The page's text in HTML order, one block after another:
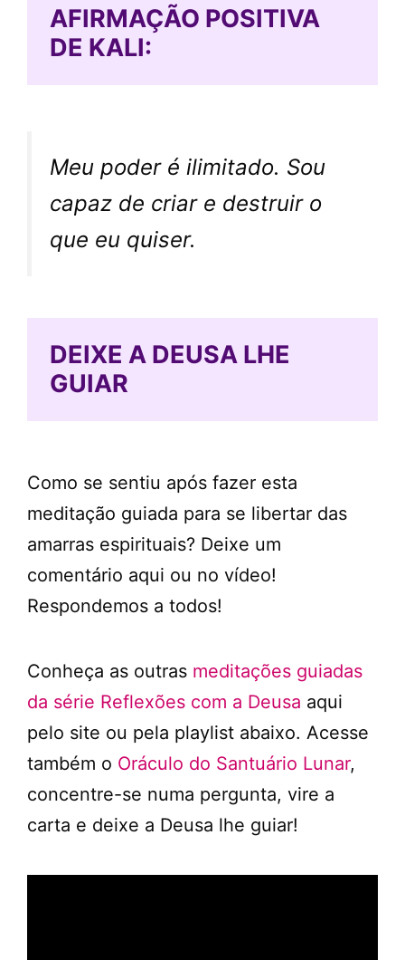
AFIRMAÇÃO POSITIVA
DE KALI:
Meu poder é ilimitado. Sou
capaz de criar e destruir o
que eu quiser.
DEIXE A DEUSA LHE
GUIAR
Como se sentiu após fazer esta
meditação guiada para se libertar das
amarras espirituais? Deixe um
comentário aqui ou no vídeo!
Respondemos a todos!
Conheça as outras meditações guiadas
da série Reflexões com a Deusa aqui
pelo site ou pela playlist abaixo. Acesse
também o Oráculo do Santuário Lunar,
concentre-se numa pergunta, vire a
carta e deixe a Deusa lhe guiar!